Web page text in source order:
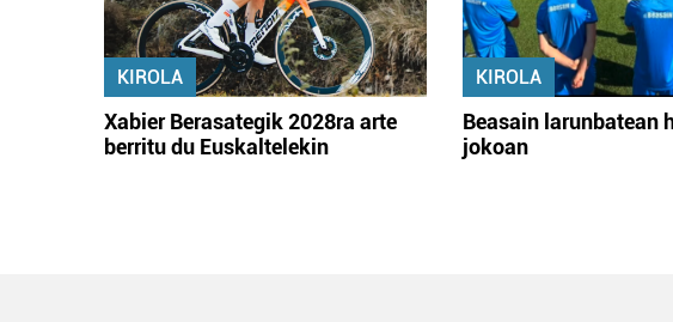
KIROLA
Xabier Berasategik 2028ra arte
berritu du Euskaltelekin
KIROLA
Beasain larunbatean
jokoan